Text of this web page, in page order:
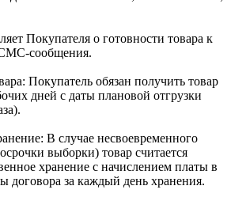
Покупателя о готовности товара к
сообщения.
Покупатель обязан получить товар
дней с даты плановой отгрузки
В случае несвоевременного
выборки) товар считается
хранение с начислением платы в
договора за каждый день хранения.